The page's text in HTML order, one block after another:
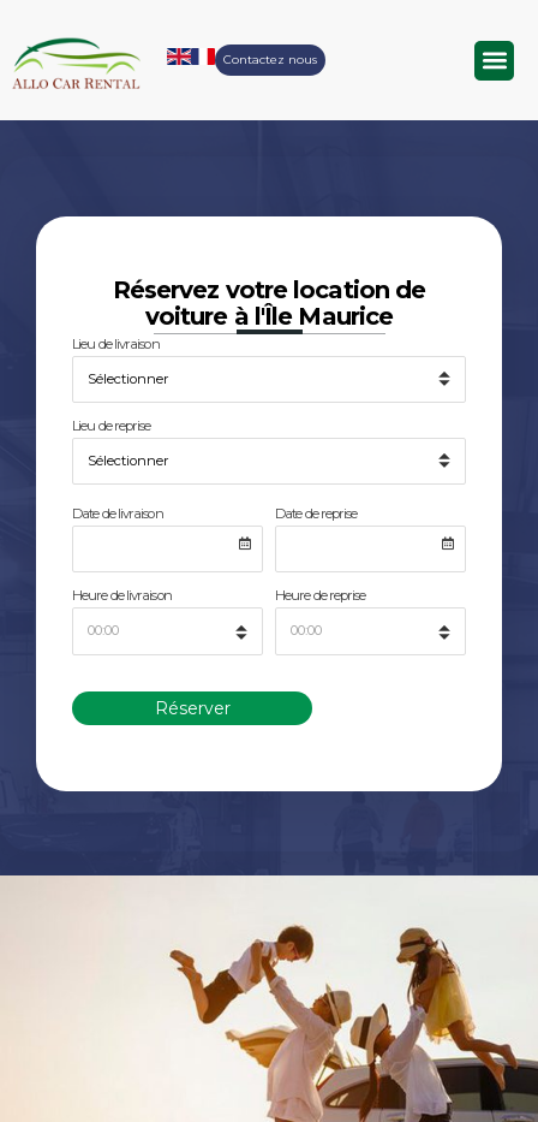
Contactez nous
Réservez votre location de
voiture à l'Île Maurice
Lieu de livraison
Lieu de reprise
Date de livraison
Heure de livraison
Date de reprise
Heure de reprise
Réserver